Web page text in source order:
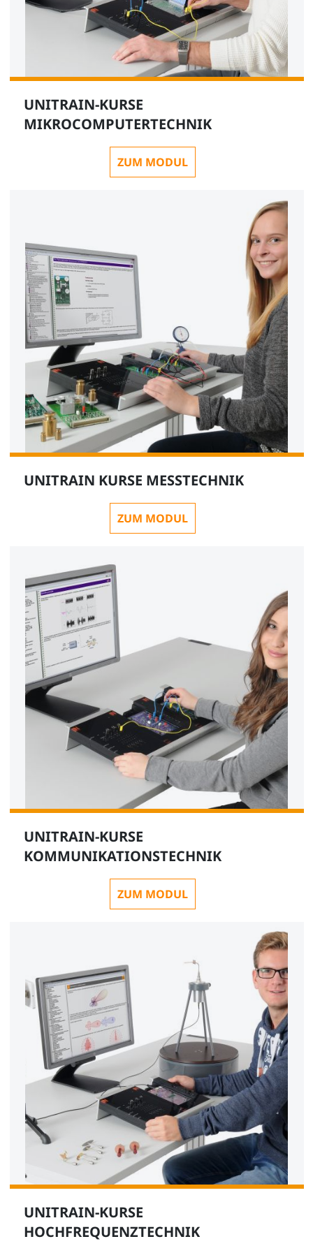
UNITRAIN-KURSE
MIKROCOMPUTERTECHNIK
ZUM MODUL
UNITRAIN KURSE MESSTECHNIK
ZUM MODUL
UNITRAIN-KURSE
KOMMUNIKATIONSTECHNIK
ZUM MODUL
UNITRAIN-KURSE
HOCHFREQUENZTECHNIK